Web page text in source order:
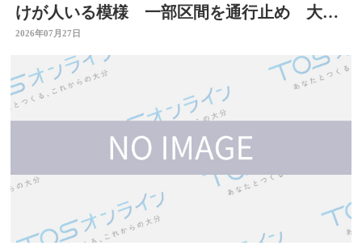
けが人いる模様 一部区間を通行止め 大分
自動車道
2026年07月27日